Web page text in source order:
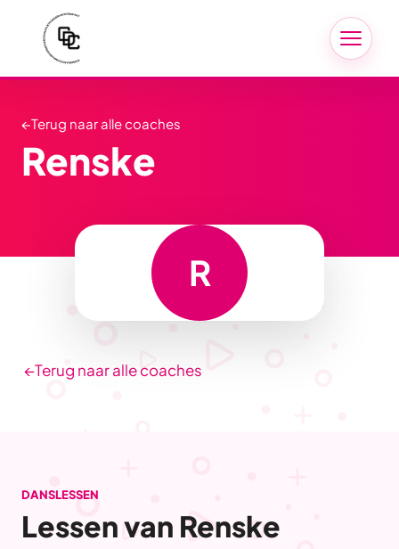
R
←Terug naar alle coaches
Renske
←Terug naar alle coaches
DANSLESSEN
Lessen van Renske